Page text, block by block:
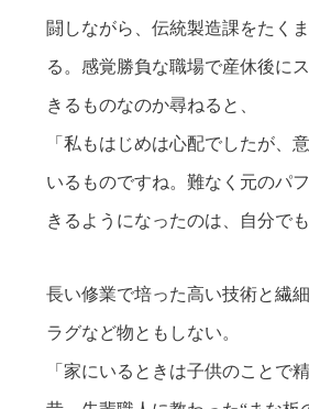
闘しながら、伝統製造課をたく
る。感覚勝負な職場で産休後に
きるものなのか尋ねると、
「私もはじめは心配でしたが、
いるものですね。難なく元のパ
きるようになったのは、自分で
長い修業で培った高い技術と繊
ラグなど物ともしない。
「家にいるときは子供のことで